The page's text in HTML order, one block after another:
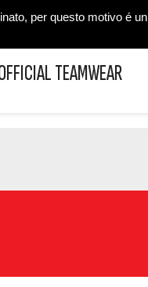
per questo motivo é un
TEAMWEAR